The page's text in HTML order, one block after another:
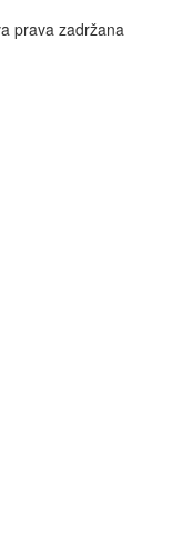
prava zadržana